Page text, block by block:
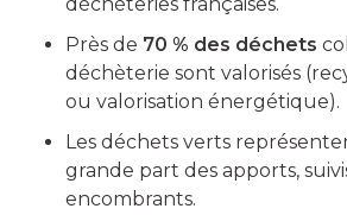
déchèteries françaises.
Près de 70 % des déchets
déchèterie sont valorisés
ou valorisation énergétique).
Les déchets verts
grande part des apports,
encombrants.